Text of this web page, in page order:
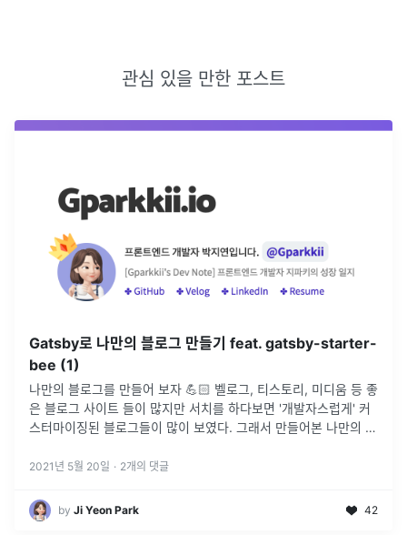
관심 있을 만한 포스트
Gatsby로 나만의 블로그 만들기 feat. gatsby-starter-
bee (1)
나만의 블로그를 만들어 보자 💪🏻 벨로그, 티스토리, 미디움 등 좋
은 블로그 사이트 들이 많지만 서치를 하다보면 '개발자스럽게' 커
스터마이징된 블로그들이 많이 보였다. 그래서 만들어본 나만의 블
2021년 5월 20일 · 2개의 댓글
by Ji Yeon Park 42